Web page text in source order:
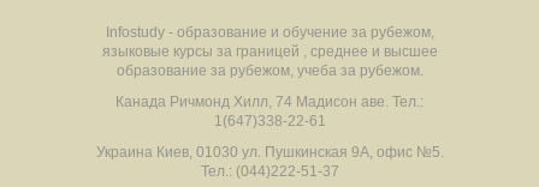
Infostudy - образование и обучение за рубежом,
языковые курсы за границей , среднее и высшее
образование за рубежом, учеба за рубежом.
Канада Ричмонд Хилл, 74 Мадисон аве. Тел.:
1(647)338-22-61
Украина Киев, 01030 ул. Пушкинская 9А, офис №5.
Тел.: (044)222-51-37